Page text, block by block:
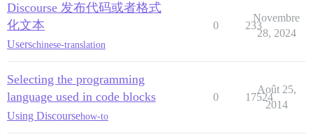
Discourse 发布代码或者格式
化文本
Userschinese-translation
0 233
Novembre
28, 2024
Selecting the programming
language used in code blocks
Using Discoursehow-to
0 17524
Août 25,
2014